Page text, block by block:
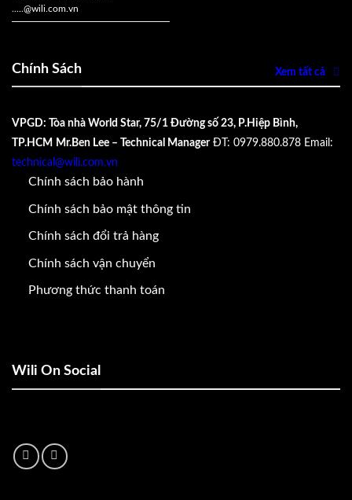
.....@wili.com.vn
Chính Sách Xem tất cả
VPGD: Tòa nhà World Star, 75/1 Đường số 23, P.Hiệp Bình,
TP.HCM Mr.Ben Lee – Technical Manager ĐT: 0979.880.878 Email:
technical@wili.com.vn
Chính sách bảo hành
Chính sách bảo mật thông tin
Chính sách đổi trả hàng
Chính sách vận chuyển
Phương thức thanh toán
Wili On Social